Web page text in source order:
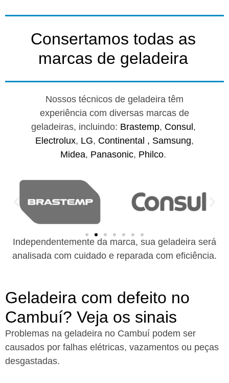
Consertamos todas as
marcas de geladeira
Nossos técnicos de geladeira têm
experiência com diversas marcas de
geladeiras, incluindo: Brastemp, Consul ,
Electrolux, LG, Continental , Samsung,
Midea, Panasonic, Philco.
Independentemente da marca, sua geladeira será
analisada com cuidado e reparada com eficiência.
Geladeira com defeito no
Cambuí? Veja os sinais
Problemas na geladeira no Cambuí podem ser
causados por falhas elétricas, vazamentos ou peças
desgastadas.